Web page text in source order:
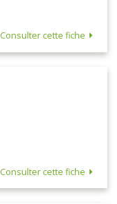
Consulter cette fiche
Consulter cette fiche